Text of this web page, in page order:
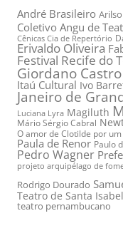
André Brasileiro
Coletivo Angu de
Cênicas Cia de Repertório
Erivaldo Oliveira
Festival Recife do
Giordano Castro
Itaú Cultural Ivo
Janeiro de
Luciana Lyra Magiluth
Mário Sérgio Cabral
O amor de Clotilde por
Paula de Renor Paulo
Pedro Wagner
projeto arquipélago de
Rodrigo Dourado
Teatro de Santa Isabel
teatro pernambucano